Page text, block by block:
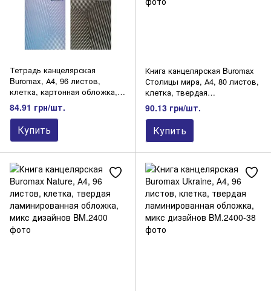
Дневники, еженедельники, планинги
Бланковая продукция
Тетрадь канцелярская
Buromax, А4, 96 листов,
клетка, картонная обложка,
микс дизайнов
84.91 грн/шт.
Купить
Книга канцелярская Buromax
Столицы мира, А4, 80 листов,
клетка, твердая
ламинированная обложка,
микс дизайнов
90.13 грн/шт.
Купить